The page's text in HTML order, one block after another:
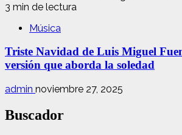
3 min de lectura
Música
Triste Navidad de Luis Miguel
versión que aborda la soledad
admin noviembre 27, 2025
Buscador